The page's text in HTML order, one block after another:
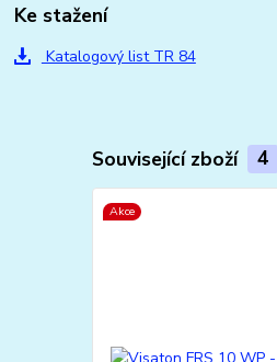
Ke stažení
Katalogový list TR 84
Související zboží 4
Akce